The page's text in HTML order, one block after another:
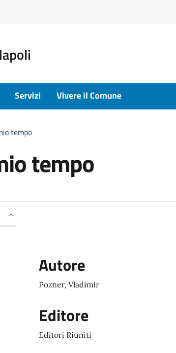
Servizi Vivere il Comune
tempo
tempo
Autore
Pozner, Vladimir
Editore
Editori Riuniti